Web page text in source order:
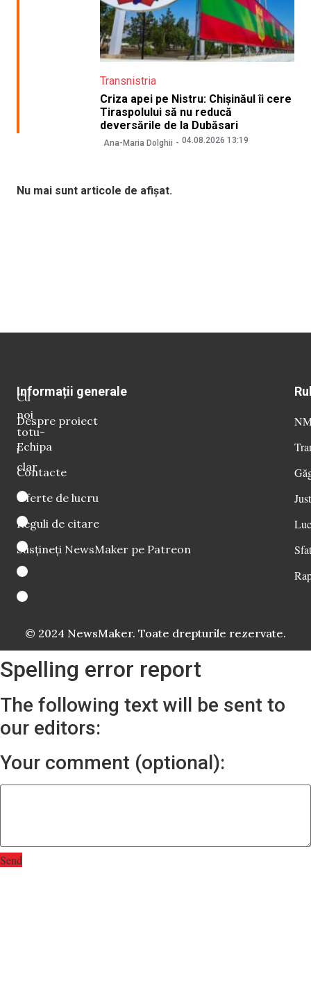
Transnistria
Criza apei pe Nistru: Chișinăul îi cere
Tiraspolului să nu reducă
deversările de la Dubăsari
Ana-Maria Dolghii 04.08.2026 13:19
Nu mai sunt articole de afișat.
Cu
noi
totu-
i
clar
Informații generale
Despre proiect
Echipa
Contacte
Oferte de lucru
Reguli de citare
Susțineți NewsMaker pe Patreon
© 2024 NewsMaker. Toate drepturile rezervate.
Spelling error report
The following text will be sent to
our editors:
Your comment (optional):
Send